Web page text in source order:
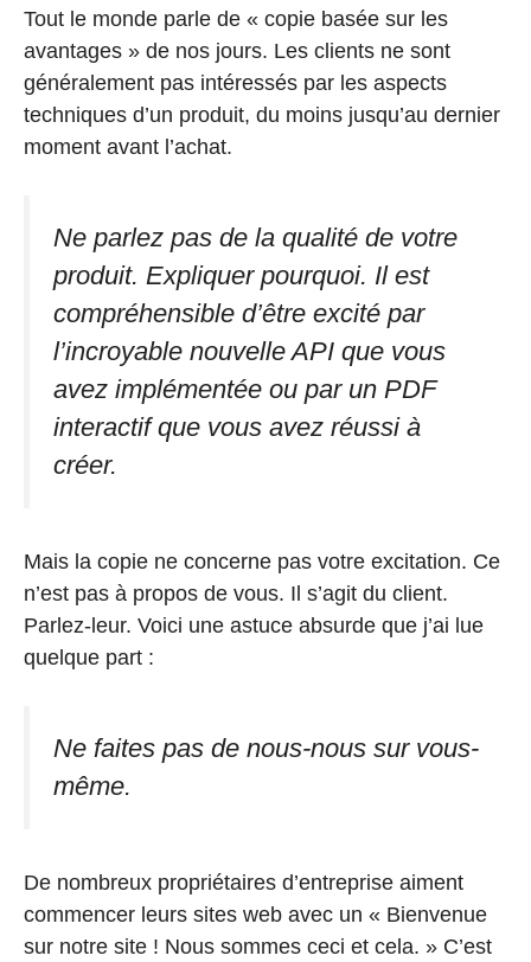
Tout le monde parle de « copie basée sur les
avantages » de nos jours. Les clients ne sont
généralement pas intéressés par les aspects
techniques d’un produit, du moins jusqu’au dernier
moment avant l’achat.
Ne parlez pas de la qualité de votre
produit. Expliquer pourquoi. Il est
compréhensible d’être excité par
l’incroyable nouvelle API que vous
avez implémentée ou par un PDF
interactif que vous avez réussi à
créer.
Mais la copie ne concerne pas votre excitation. Ce
n’est pas à propos de vous. Il s’agit du client.
Parlez-leur. Voici une astuce absurde que j’ai lue
quelque part :
Ne faites pas de nous-nous sur vous-
même.
De nombreux propriétaires d’entreprise aiment
commencer leurs sites web avec un « Bienvenue
sur notre site ! Nous sommes ceci et cela. » C’est